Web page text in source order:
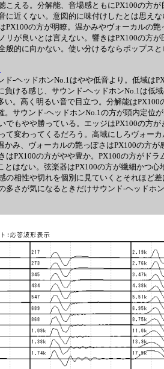
こえる。分解能、音場感ともにPX100の方
に近くない。意図的に味付けしたとは思え
PX100の方が明瞭。温かみやヴォーカルの
リが良いとは言えない。響きはPX100の方
般的に向かない。使い分けるならポップス
ド-ヘッドホンNo.1はやや低音より。低域は
負ける感じ、サウンド-ヘッドホンNo.1は低
い。高く明るい音で目立つ。分解能は
。サウンド-ヘッドホンNo.1の方が頭内定位
でもやや勝っている。エッジはPX100の方
て変わってくるだろう。高域にしろヴォー
かみ、ヴォーカルの艶っぽさはPX100の方
はPX100の方がやや豊か。PX100の方がド
とはない。弦楽器はPX100の方が繊細かつ
の相性や切れを個別に見ていくとそれほど
多さが気になるときだけサウンド-ヘッドホ